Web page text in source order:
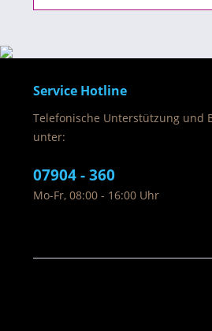
Service Hotline
Telefonische Unterstützung und
unter:
07904 - 360
Mo-Fr, 08:00 - 16:00 Uhr